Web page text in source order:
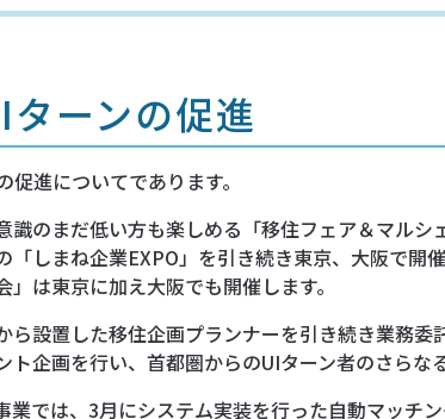
ーンの促進
進についてであります。
識のまだ低い方も楽しめる「移住フェア＆マルシ
「しまね企業EXPO」を引き続き東京、大阪で開
は東京に加え大阪でも開催します。
ら設置した移住企画プランナーを引き続き業務委
ト企画を行い、首都圏からのUIターン者のさらな
業では、3月にシステム実装を行った自動マッチ